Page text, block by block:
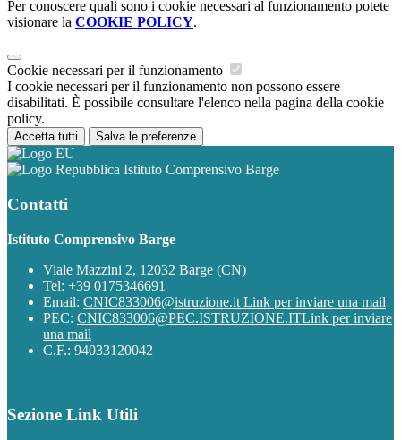
Per conoscere quali sono i cookie necessari al funzionamento potete
visionare la COOKIE POLICY.
Cookie necessari per il funzionamento
I cookie necessari per il funzionamento non possono essere
disabilitati. È possibile consultare l'elenco nella pagina della cookie
policy.
Accetta tutti Salva le preferenze
Istituto Comprensivo Barge
Contatti
Istituto Comprensivo Barge
Viale Mazzini 2, 12032 Barge (CN)
Tel: +39 0175346691
Email: CNIC833006@istruzione.it Link per inviare una mail
PEC: CNIC833006@PEC.ISTRUZIONE.ITLink per inviare
una mail
C.F.: 94033120042
Sezione Link Utili